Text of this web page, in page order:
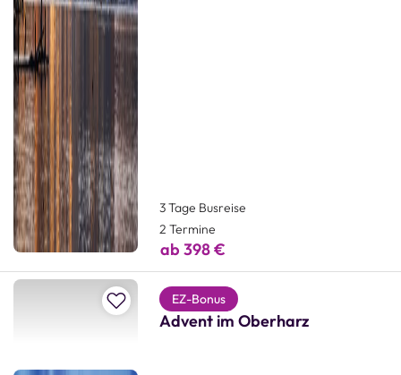
3 Tage Busreise
2 Termine
ab 398 €
Zur Merkliste hinzufügen
EZ-Bonus
Advent im Oberharz